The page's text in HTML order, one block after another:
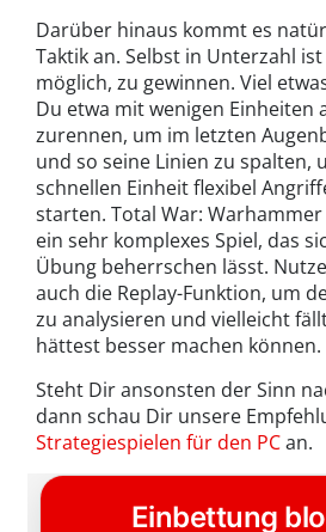
Darüber hinaus kommt es
Taktik an. Selbst in Unterzahl
möglich, zu gewinnen. Viel
Du etwa mit wenigen Einheiten
zurennen, um im letzten
und so seine Linien zu spalten,
schnellen Einheit flexibel
starten. Total War: Warhammer
ein sehr komplexes Spiel, das
Übung beherrschen lässt.
auch die Replay-Funktion, um
zu analysieren und vielleicht
hättest besser machen können.
Steht Dir ansonsten der Sinn
dann schau Dir unsere
Strategiespielen für den PCan.